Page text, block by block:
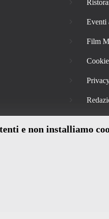
e non installiamo
Eventi
Film